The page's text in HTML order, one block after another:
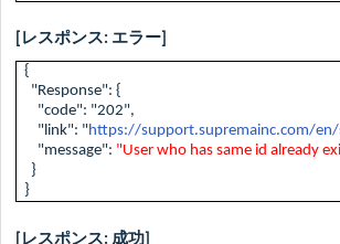
[レスポンス: エラー]
{
"Response": {
"code": "202",
"link": " https://support.supremainc.com/
"message": "User who has same id already
}
}
[レスポンス: 成功]